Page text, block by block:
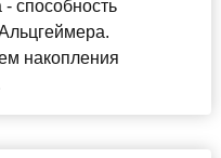
способность
накопления